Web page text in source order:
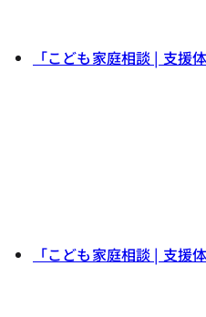
「こども家庭相談 | 支援
「こども家庭相談 | 支援